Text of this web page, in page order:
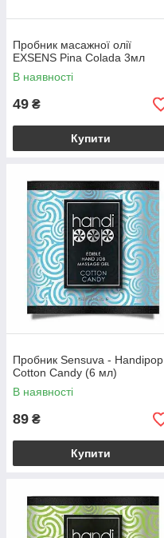
Пробник масажної олії
EXSENS Pina Colada 3мл
В наявності
49 ₴
Купити
Пробник Sensuva - Handipop
Cotton Candy (6 мл)
В наявності
89 ₴
Купити